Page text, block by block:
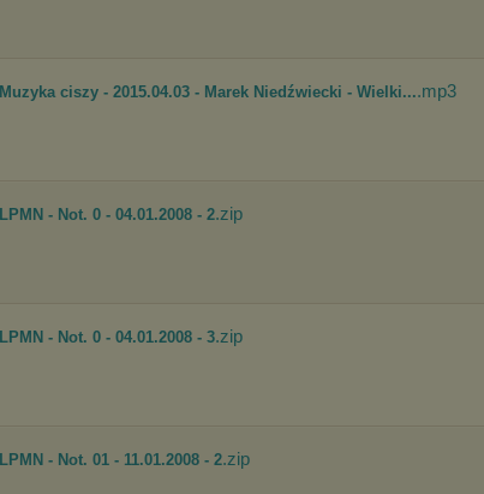
(dostosowanie reklam do Twoich
Wyrażenie sprzeciwu
będzie dopasowana do
Istnieje możliwość zmiany
sposób uniemożliwiający
urządzeniu końcowym.
dokonując odpowiednich
Pełną informację na ten
Muzyka ciszy - 2015.04.03 - Marek Niedźwiecki - Wielki....mp3
LPMN - Not. 0 - 04.01.2008 - 2.zip
LPMN - Not. 0 - 04.01.2008 - 3.zip
LPMN - Not. 01 - 11.01.2008 - 2.zip